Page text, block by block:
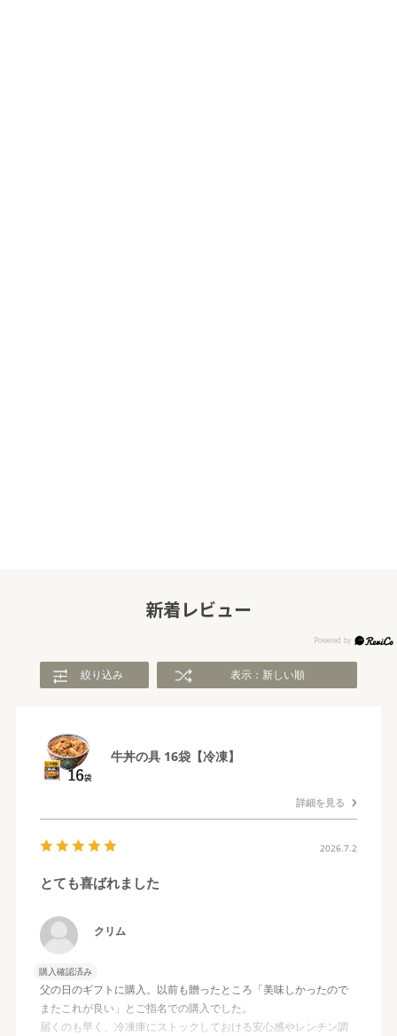
新着レビュー
絞り込み 表示：新しい順
牛丼の具 16袋【冷凍】
詳細を見る
2026.7.2
とても喜ばれました
クリム
購入確認済み
父の日のギフトに購入。以前も贈ったところ「美味しかったので
またこれが良い」とご指名での購入でした。
届くのも早く、冷凍庫にストックしておける安心感やレンチン調